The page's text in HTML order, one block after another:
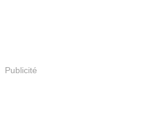
Publicité